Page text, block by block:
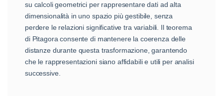
su calcoli geometrici per rappresentare dati ad alta
dimensionalità in uno spazio più gestibile, senza
perdere le relazioni significative tra variabili. Il teorema
di Pitagora consente di mantenere la coerenza delle
distanze durante questa trasformazione, garantendo
che le rappresentazioni siano affidabili e utili per analisi
successive.